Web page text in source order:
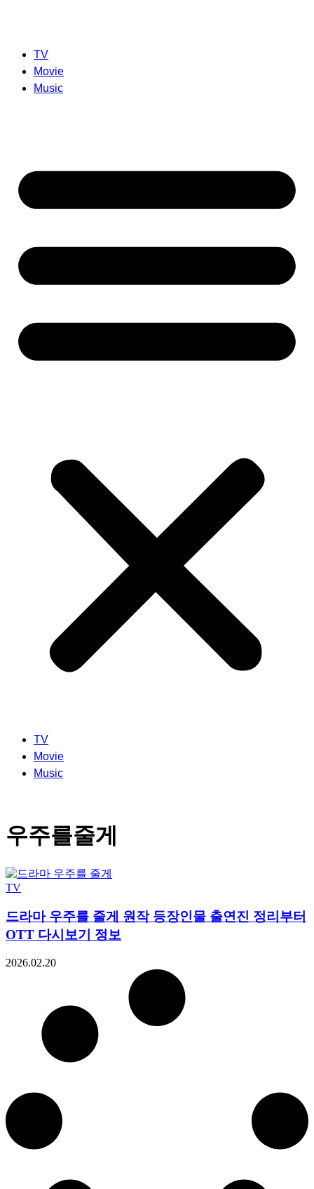
TV
Movie
Music
TV
Movie
Music
우주를줄게
TV
드라마 우주를 줄게 원작 등장인물 출연진 정리부터
OTT 다시보기 정보
2026.02.20